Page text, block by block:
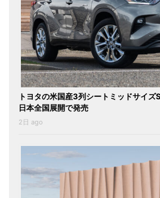
トヨタの米国産3列シートミッドサイ
日本全国展開で発売
2日 ago